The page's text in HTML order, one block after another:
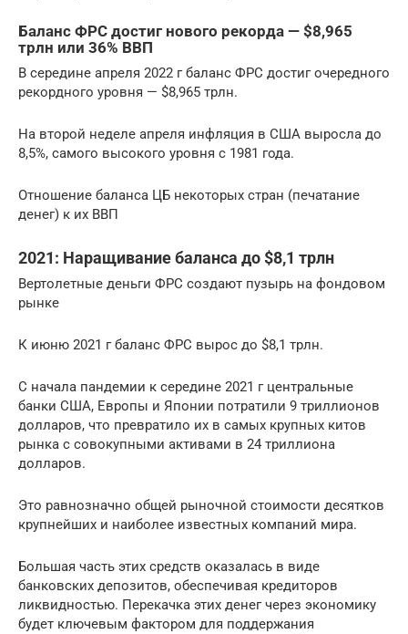
Баланс ФРС достиг нового рекорда — $8,965
трлн или 36% ВВП
В середине апреля 2022 г баланс ФРС достиг очередного
рекордного уровня — $8,965 трлн.
На второй неделе апреля инфляция в США выросла до
8,5%, самого высокого уровня с 1981 года.
Отношение баланса ЦБ некоторых стран (печатание
денег) к их ВВП
2021: Наращивание баланса до $8,1 трлн
Вертолетные деньги ФРС создают пузырь на фондовом
рынке
К июню 2021 г баланс ФРС вырос до $8,1 трлн.
С начала пандемии к середине 2021 г центральные
банки США, Европы и Японии потратили 9 триллионов
долларов, что превратило их в самых крупных китов
рынка с совокупными активами в 24 триллиона
долларов.
Это равнозначно общей рыночной стоимости десятков
крупнейших и наиболее известных компаний мира.
Большая часть этих средств оказалась в виде
банковских депозитов, обеспечивая кредиторов
ликвидностью. Перекачка этих денег через экономику
будет ключевым фактором для поддержания